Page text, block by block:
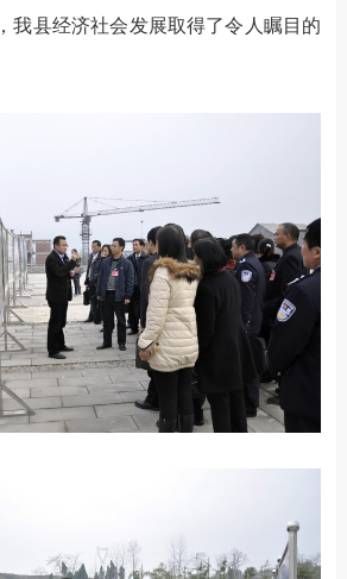
我县经济社会发展取得了令人瞩目的